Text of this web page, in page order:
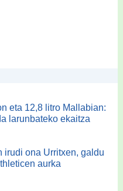
eta 12,8 litro Mallabian:
larunbateko ekaitza
irudi ona Urritxen, galdu
aurka